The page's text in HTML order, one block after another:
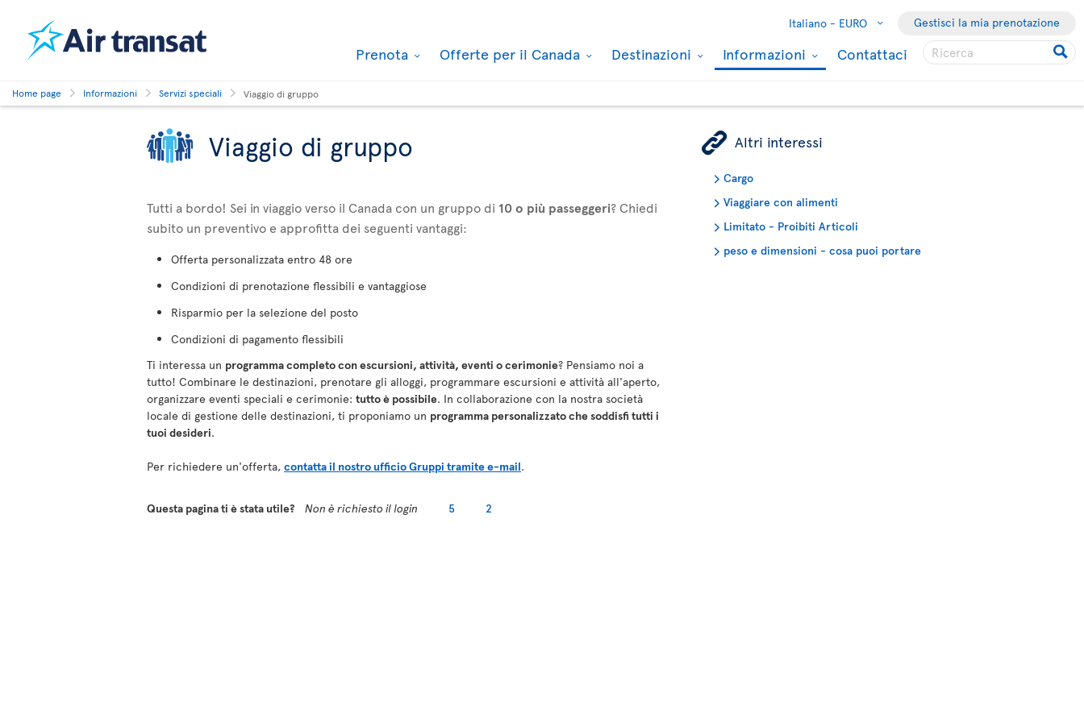
Italiano - EURO Gestisci la mia prenotazione
Prenota Offerte per il Canada Destinazioni Informazioni Contattaci
Home page Informazioni Servizi speciali Viaggio di gruppo
Viaggio di gruppo
Tutti a bordo! Sei in viaggio verso il Canada con un gruppo di 10 o più passeggeri? Chiedi
subito un preventivo e approfitta dei seguenti vantaggi:
Offerta personalizzata entro 48 ore
Condizioni di prenotazione flessibili e vantaggiose
Risparmio per la selezione del posto
Condizioni di pagamento flessibili
Ti interessa un programma completo con escursioni, attività, eventi o cerimonie? Pensiamo noi a
tutto! Combinare le destinazioni, prenotare gli alloggi, programmare escursioni e attività all'aperto,
organizzare eventi speciali e cerimonie: tutto è possibile. In collaborazione con la nostra società
locale di gestione delle destinazioni, ti proponiamo un programma personalizzato che soddisfi tutti i
tuoi desideri.
Per richiedere un'offerta, contatta il nostro ufficio Gruppi tramite e-mail.
ÿ Altri interessi
Cargo
Viaggiare con alimenti
Limitato - Proibiti Articoli
peso e dimensioni - cosa puoi portare
Questa pagina ti è stata utile? Non è richiesto il login 5 2